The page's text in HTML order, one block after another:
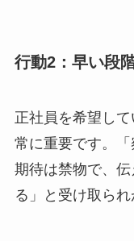
行動2：早い段
正社員を希望して
常に重要です。
期待は禁物で、
る」と受け取られ